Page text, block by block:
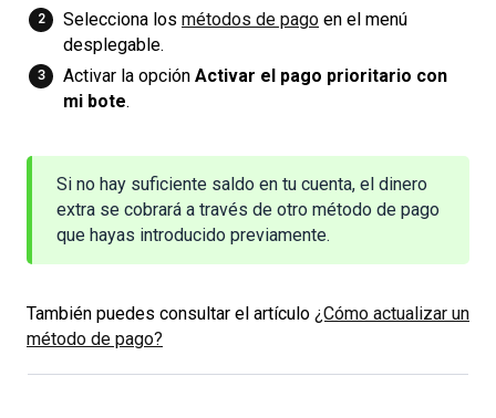
Selecciona los métodos de pago en el menú
desplegable.
Activar la opción Activar el pago prioritario con
mi bote.
Si no hay suficiente saldo en tu cuenta, el dinero
extra se cobrará a través de otro método de pago
que hayas introducido previamente.
También puedes consultar el artículo ¿Cómo actualizar un
método de pago?